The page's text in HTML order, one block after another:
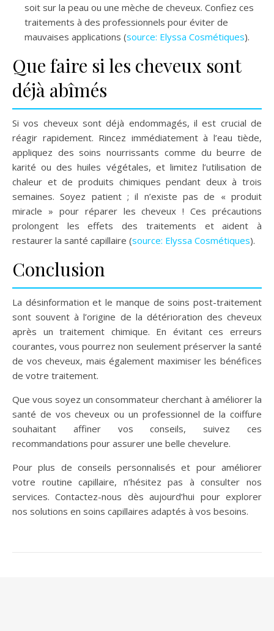
soit sur la peau ou une mèche de cheveux. Confiez ces
traitements à des professionnels pour éviter de
mauvaises applications (source: Elyssa Cosmétiques).
Que faire si les cheveux sont
déjà abîmés
Si vos cheveux sont déjà endommagés, il est crucial de
réagir rapidement. Rincez immédiatement à l’eau tiède,
appliquez des soins nourrissants comme du beurre de
karité ou des huiles végétales, et limitez l’utilisation de
chaleur et de produits chimiques pendant deux à trois
semaines. Soyez patient ; il n’existe pas de « produit
miracle » pour réparer les cheveux ! Ces précautions
prolongent les effets des traitements et aident à
restaurer la santé capillaire (source: Elyssa Cosmétiques).
Conclusion
La désinformation et le manque de soins post-traitement
sont souvent à l’origine de la détérioration des cheveux
après un traitement chimique. En évitant ces erreurs
courantes, vous pourrez non seulement préserver la santé
de vos cheveux, mais également maximiser les bénéfices
de votre traitement.
Que vous soyez un consommateur cherchant à améliorer la
santé de vos cheveux ou un professionnel de la coiffure
souhaitant affiner vos conseils, suivez ces
recommandations pour assurer une belle chevelure.
Pour plus de conseils personnalisés et pour améliorer
votre routine capillaire, n’hésitez pas à consulter nos
services. Contactez-nous dès aujourd’hui pour explorer
nos solutions en soins capillaires adaptés à vos besoins.